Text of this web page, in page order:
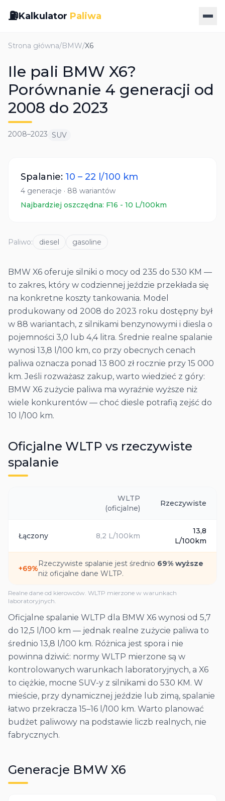
⛽Kalkulator Paliwa
Strona główna/BMW/X6
Ile pali BMW X6?
Porównanie 4 generacji od
2008 do 2023
2008–2023 SUV
Spalanie: 10 – 22 l/100 km
4 generacje · 88 wariantów
Najbardziej oszczędna: F16 - 10 L/100km
Paliwo: diesel gasoline
BMW X6 oferuje silniki o mocy od 235 do 530 KM —
to zakres, który w codziennej jeździe przekłada się
na konkretne koszty tankowania. Model
produkowany od 2008 do 2023 roku dostępny był
w 88 wariantach, z silnikami benzynowymi i diesla o
pojemności 3,0 lub 4,4 litra. Średnie realne spalanie
wynosi 13,8 l/100 km, co przy obecnych cenach
paliwa oznacza ponad 13 800 zł rocznie przy 15 000
km. Jeśli rozważasz zakup, warto wiedzieć z góry:
BMW X6 zużycie paliwa ma wyraźnie wyższe niż
wiele konkurentów — choć diesle potrafią zejść do
10 l/100 km.
Oficjalne WLTP vs rzeczywiste
spalanie
WLTP
(oficjalne)
Rzeczywiste
Łączony 8,2 L/100km
13,8
L/100km
+69%
Rzeczywiste spalanie jest średnio 69% wyższe
niż oficjalne dane WLTP.
Realne dane od kierowców. WLTP mierzone w warunkach
laboratoryjnych.
Oficjalne spalanie WLTP dla BMW X6 wynosi od 5,7
do 12,5 l/100 km — jednak realne zużycie paliwa to
średnio 13,8 l/100 km. Różnica jest spora i nie
powinna dziwić: normy WLTP mierzone są w
kontrolowanych warunkach laboratoryjnych, a X6
to ciężkie, mocne SUV-y z silnikami do 530 KM. W
mieście, przy dynamicznej jeździe lub zimą, spalanie
łatwo przekracza 15–16 l/100 km. Warto planować
budżet paliwowy na podstawie liczb realnych, nie
fabrycznych.
Generacje BMW X6